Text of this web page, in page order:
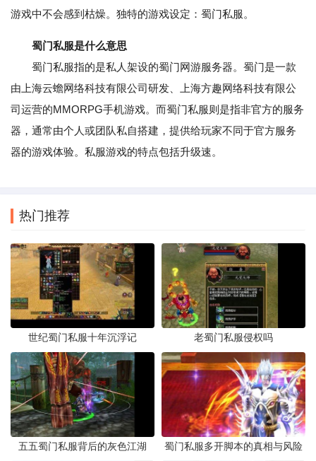
游戏中不会感到枯燥。独特的游戏设定：蜀门私服。
蜀门私服是什么意思
蜀门私服指的是私人架设的蜀门网游服务器。蜀门是一款
由上海云蟾网络科技有限公司研发、上海方趣网络科技有限公
司运营的MMORPG手机游戏。而蜀门私服则是指非官方的服务
器，通常由个人或团队私自搭建，提供给玩家不同于官方服务
器的游戏体验。私服游戏的特点包括升级速。
热门推荐
世纪蜀门私服十年沉浮记 老蜀门私服侵权吗
五五蜀门私服背后的灰色江湖 蜀门私服多开脚本的真相与风险